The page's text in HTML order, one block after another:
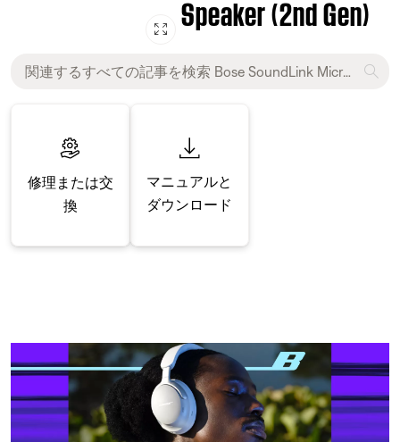
Speaker (2nd Gen)
修理または交
換
マニュアルと
ダウンロード